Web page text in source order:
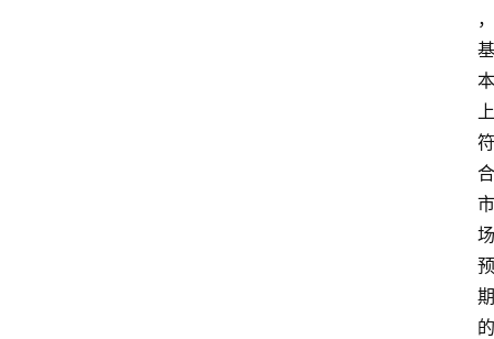
，
基
本
上
符
合
市
场
预
期
的